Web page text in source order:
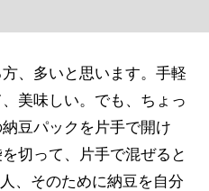
、多いと思います。手軽
美味しい。でも、ちょっ
豆パックを片手で開け
切って、片手で混ぜると
、そのために納豆を自分